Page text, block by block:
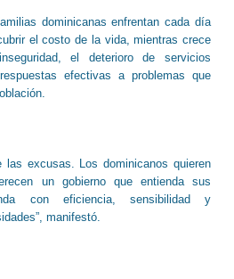
dominicanas enfrentan cada día
el costo de la vida, mientras crece
el deterioro de servicios
efectivas a problemas que
las excusas. Los dominicanos quieren
un gobierno que entienda sus
con eficiencia, sensibilidad y
manifestó.